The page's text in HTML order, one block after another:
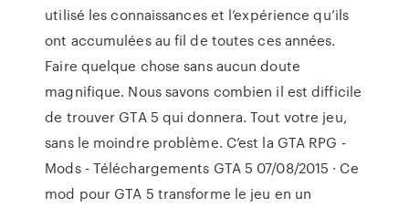
utilisé les connaissances et l’expérience qu’ils
ont accumulées au fil de toutes ces années.
Faire quelque chose sans aucun doute
magnifique. Nous savons combien il est difficile
de trouver GTA 5 qui donnera. Tout votre jeu,
sans le moindre problème. C’est la GTA RPG -
Mods - Téléchargements GTA 5 07/08/2015 · Ce
mod pour GTA 5 transforme le jeu en un